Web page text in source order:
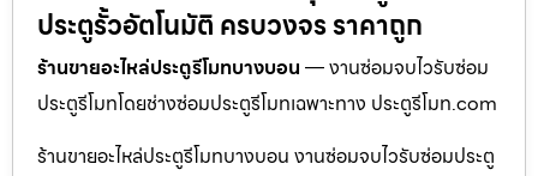
ประตูรั้วอัตโนมัติ ครบวงจร ราคาถูก
ร้านขายอะไหล่ประตูรีโมทบางบอน — งานซ่อมจบไวรับซ่อม
ประตูรีโมทโดยช่างซ่อมประตูรีโมทเฉพาะทาง ประตูรีโมท.com
ร้านขายอะไหล่ประตูรีโมทบางบอน งานซ่อมจบไวรับซ่อมประตู